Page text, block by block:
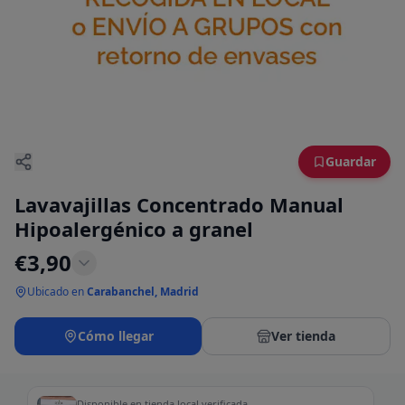
Guardar
Lavavajillas Concentrado Manual
Hipoalergénico a granel
€3,90
Ubicado enCarabanchel, Madrid
Cómo llegar Ver tienda